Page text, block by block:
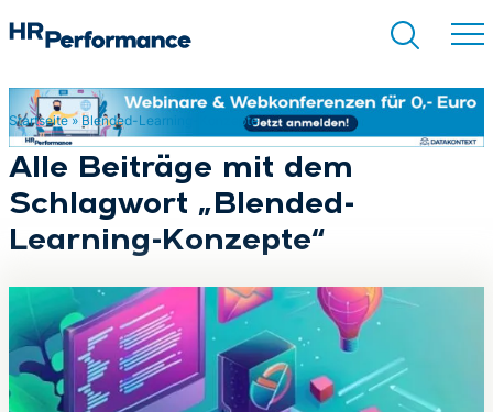
Suchen
Startseite» Blended-Learning-Konzepte
Alle Beiträge mit dem
Schlagwort „Blended-
Learning-Konzepte“